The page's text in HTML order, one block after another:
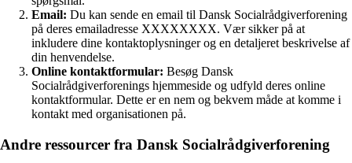
Email: Du kan sende en email til Dansk Socialrådgiverforening
på deres emailadresse XXXXXXXX. Vær sikker på at
inkludere dine kontaktoplysninger og en detaljeret beskrivelse af
din henvendelse.
Online kontaktformular: Besøg Dansk
Socialrådgiverforenings hjemmeside og udfyld deres online
kontaktformular. Dette er en nem og bekvem måde at komme i
kontakt med organisationen på.
Andre ressourcer fra Dansk Socialrådgiverforening